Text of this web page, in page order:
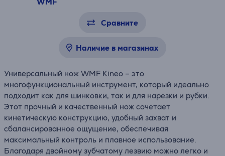
Сравните
Наличие в магазинах
Универсальный нож WMF Kineo – это
многофункциональный инструмент, который идеально
подходит как для шинковки, так и для нарезки и рубки.
Этот прочный и качественный нож сочетает
кинетическую конструкцию, удобный захват и
сбалансированное ощущение, обеспечивая
максимальный контроль и плавное использование.
Благодаря двойному зубчатому лезвию можно легко и